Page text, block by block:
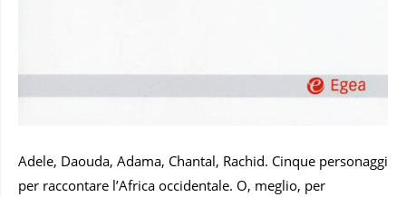
Adele, Daouda, Adama, Chantal, Rachid. Cinque personaggi
per raccontare l’Africa occidentale. O, meglio, per